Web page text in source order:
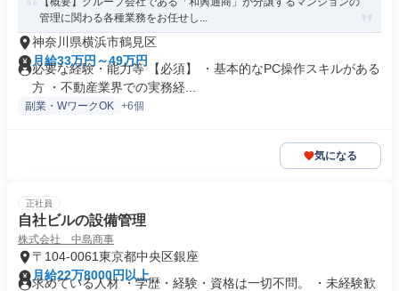
管理に関わる各種業務をお任せし...
神奈川県横浜市鶴見区
月給33万円～49万円
必要な経験・能力等 【必須】 ・基本的なPC操作スキルがある
方 ・不動産業界での実務経...
副業・WワークOK +6個
気になる
正社員
自社ビルの設備管理
株式会社 中島商事
〒104-0061東京都中央区銀座
月給22万8000円以上
求めている人材 ・学歴・経験・資格は一切不問。 ・未経験歓